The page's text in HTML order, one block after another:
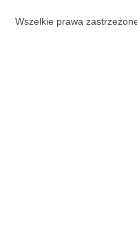
Wszelkie prawa